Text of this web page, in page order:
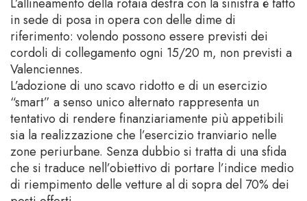
in sede di posa in opera con delle dime di
riferimento: volendo possono essere previsti dei
cordoli di collegamento ogni 15/20 m, non previsti a
Valenciennes.
L’adozione di uno scavo ridotto e di un esercizio
“smart” a senso unico alternato rappresenta un
tentativo di rendere finanziariamente più appetibili
sia la realizzazione che l’esercizio tranviario nelle
zone periurbane. Senza dubbio si tratta di una sfida
che si traduce nell’obiettivo di portare l’indice medio
di riempimento delle vetture al di sopra del 70% dei